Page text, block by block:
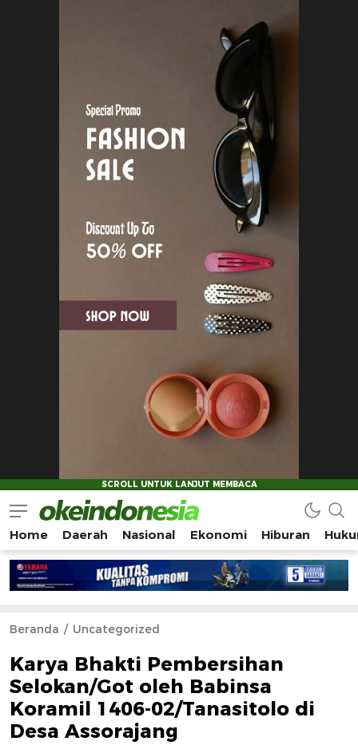
Okeindonesia.Online
Mengonlinekan Indonesia Secara Utuh
Home Daerah Nasional Ekonomi Hiburan
Beranda Uncategorized
Karya Bhakti Pembersihan
Selokan/Got oleh Babinsa
Koramil 1406-02/Tanasitolo di
Desa Assorajang